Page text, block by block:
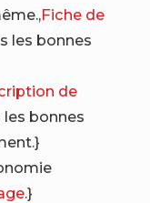
Fiche de
les bonnes
de
bonnes
.}